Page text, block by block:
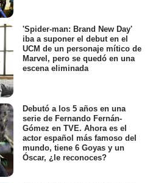
'Spider-man: Brand New Day'
iba a suponer el debut en el
UCM de un personaje mítico de
Marvel, pero se quedó en una
escena eliminada
Debutó a los 5 años en una
serie de Fernando Fernán-
Gómez en TVE. Ahora es el
actor español más famoso del
mundo, tiene 6 Goyas y un
Óscar, ¿le reconoces?